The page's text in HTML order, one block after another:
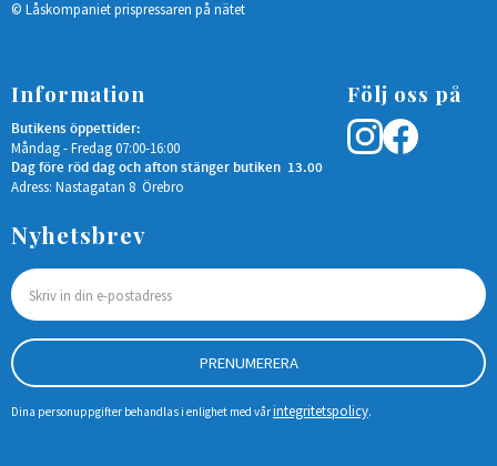
© Låskompaniet prispressaren på nätet
Information
Butikens öppettider:
Måndag - Fredag 07:00-16:00
Dag före röd dag och afton stänger butiken 13.00
Adress: Nastagatan 8 Örebro
Följ oss på
Nyhetsbrev
PRENUMERERA
Dina personuppgifter behandlas i enlighet med vårintegritetspolicy.